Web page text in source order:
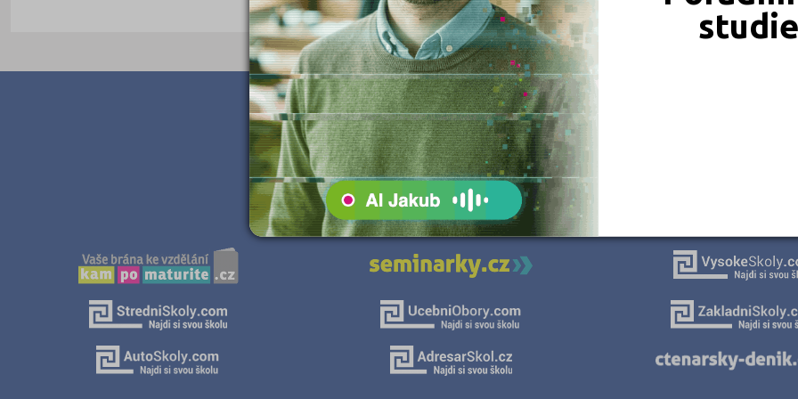
Strakonice (1)
Šumperk (2)
Tábor (1)
Vsetín (1)
Umělecké
JSME TAM, KDE JSTE VY
Naše projekty